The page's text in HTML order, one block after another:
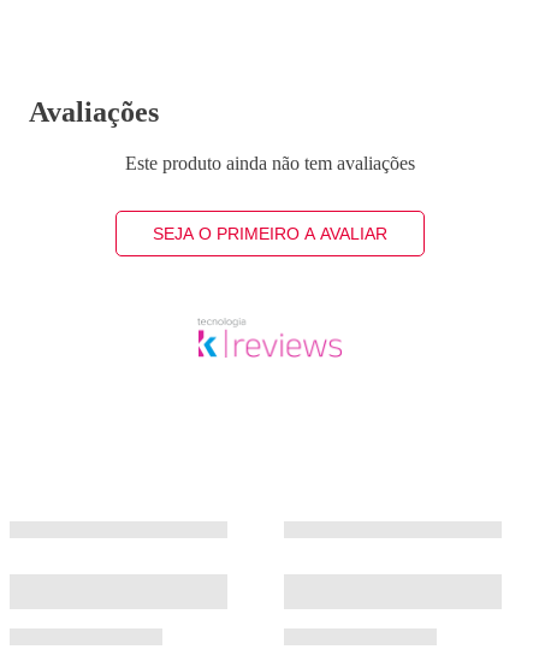
Avaliações
Este produto ainda não tem avaliações
SEJA O PRIMEIRO A AVALIAR